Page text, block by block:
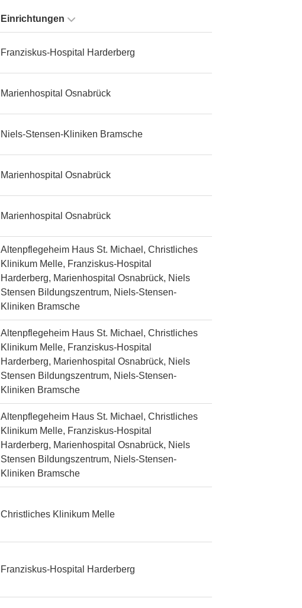
Einrichtungen
Franziskus-Hospital Harderberg
Marienhospital Osnabrück
Niels-Stensen-Kliniken Bramsche
Marienhospital Osnabrück
Marienhospital Osnabrück
Altenpflegeheim Haus St. Michael, Christliches
Klinikum Melle, Franziskus-Hospital
Harderberg, Marienhospital Osnabrück, Niels
Stensen Bildungszentrum, Niels-Stensen-
Kliniken Bramsche
Altenpflegeheim Haus St. Michael, Christliches
Klinikum Melle, Franziskus-Hospital
Harderberg, Marienhospital Osnabrück, Niels
Stensen Bildungszentrum, Niels-Stensen-
Kliniken Bramsche
Altenpflegeheim Haus St. Michael, Christliches
Klinikum Melle, Franziskus-Hospital
Harderberg, Marienhospital Osnabrück, Niels
Stensen Bildungszentrum, Niels-Stensen-
Kliniken Bramsche
Christliches Klinikum Melle
Franziskus-Hospital Harderberg